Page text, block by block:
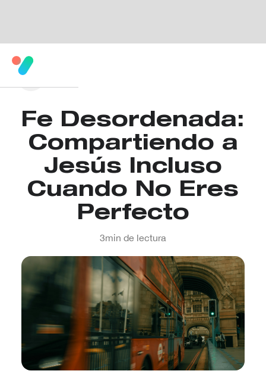
Fe Desordenada:
Compartiendo a
Jesús Incluso
Cuando No Eres
Perfecto
3min de lectura